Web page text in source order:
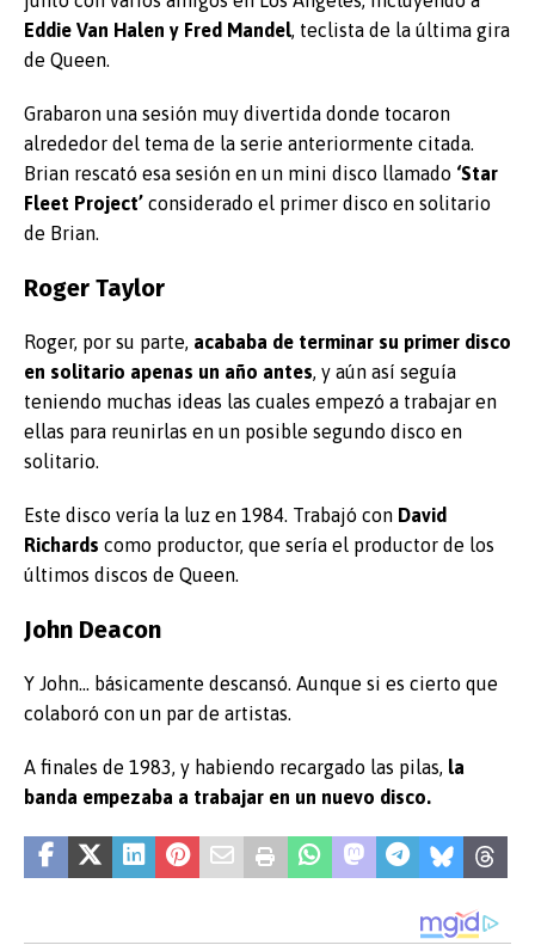
Eddie Van Halen y Fred Mandel, teclista de la última gira
de Queen.
Grabaron una sesión muy divertida donde tocaron
alrededor del tema de la serie anteriormente citada.
Brian rescató esa sesión en un mini disco llamado ‘Star
Fleet Project’ considerado el primer disco en solitario
de Brian.
Roger Taylor
Roger, por su parte, acababa de terminar su primer disco
en solitario apenas un año antes, y aún así seguía
teniendo muchas ideas las cuales empezó a trabajar en
ellas para reunirlas en un posible segundo disco en
solitario.
Este disco vería la luz en 1984. Trabajó con David
Richards como productor, que sería el productor de los
últimos discos de Queen.
John Deacon
Y John… básicamente descansó. Aunque si es cierto que
colaboró con un par de artistas.
A finales de 1983, y habiendo recargado las pilas, la
banda empezaba a trabajar en un nuevo disco.